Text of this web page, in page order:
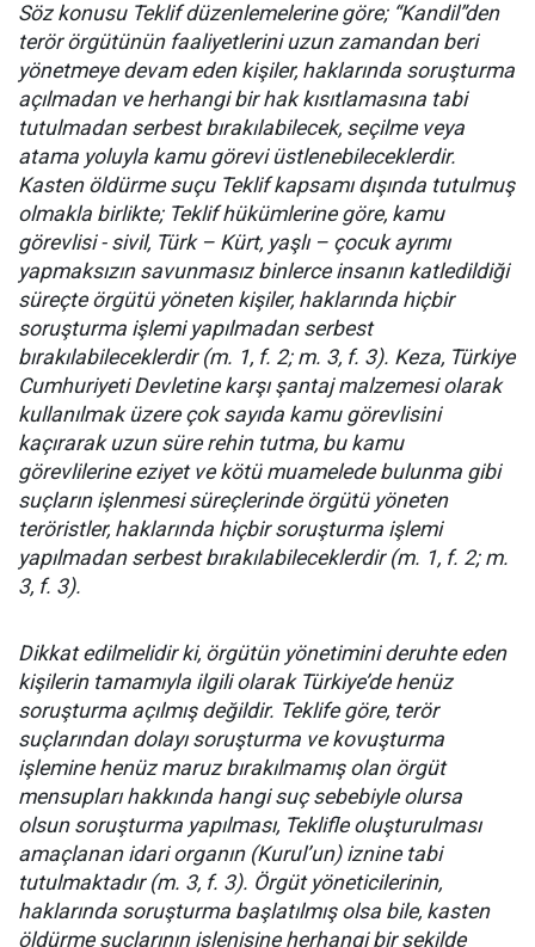
Söz konusu Teklif düzenlemelerine göre; “Kandil”den
terör örgütünün faaliyetlerini uzun zamandan beri
yönetmeye devam eden kişiler, haklarında soruşturma
açılmadan ve herhangi bir hak kısıtlamasına tabi
tutulmadan serbest bırakılabilecek, seçilme veya
atama yoluyla kamu görevi üstlenebileceklerdir.
Kasten öldürme suçu Teklif kapsamı dışında tutulmuş
olmakla birlikte; Teklif hükümlerine göre, kamu
görevlisi - sivil, Türk – Kürt, yaşlı – çocuk ayrımı
yapmaksızın savunmasız binlerce insanın katledildiği
süreçte örgütü yöneten kişiler, haklarında hiçbir
soruşturma işlemi yapılmadan serbest
bırakılabileceklerdir (m. 1, f. 2; m. 3, f. 3). Keza, Türkiye
Cumhuriyeti Devletine karşı şantaj malzemesi olarak
kullanılmak üzere çok sayıda kamu görevlisini
kaçırarak uzun süre rehin tutma, bu kamu
görevlilerine eziyet ve kötü muamelede bulunma gibi
suçların işlenmesi süreçlerinde örgütü yöneten
teröristler, haklarında hiçbir soruşturma işlemi
yapılmadan serbest bırakılabileceklerdir (m. 1, f. 2; m.
3, f. 3).
Dikkat edilmelidir ki, örgütün yönetimini deruhte eden
kişilerin tamamıyla ilgili olarak Türkiye’de henüz
soruşturma açılmış değildir. Teklife göre, terör
suçlarından dolayı soruşturma ve kovuşturma
işlemine henüz maruz bırakılmamış olan örgüt
mensupları hakkında hangi suç sebebiyle olursa
olsun soruşturma yapılması, Teklifle oluşturulması
amaçlanan idari organın (Kurul’un) iznine tabi
tutulmaktadır (m. 3, f. 3). Örgüt yöneticilerinin,
haklarında soruşturma başlatılmış olsa bile, kasten
öldürme suçlarının işlenişine herhangi bir şekilde